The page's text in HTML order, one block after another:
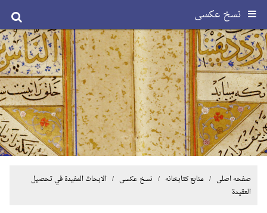
نسخ عکسی
صفحه اصلی / منابع کتابخانه / نسخ عکسی / الابحاث المفیدة في تحصیل
العقیدة